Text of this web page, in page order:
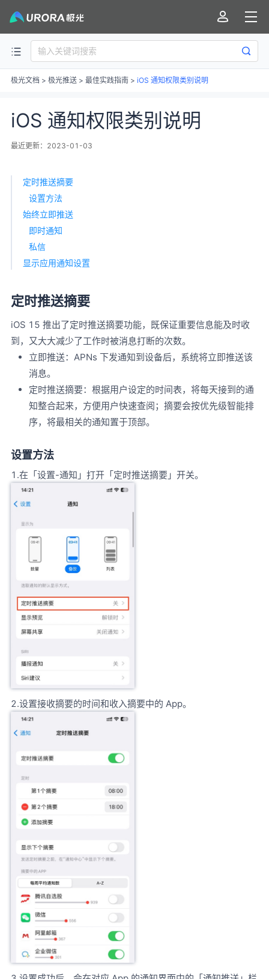
极光文档 > 极光推送 > 最佳实践指南 > iOS 通知权限类别说明
iOS 通知权限类别说明
最近更新：2023-01-03
定时推送摘要
设置方法
始终立即推送
即时通知
私信
显示应用通知设置
定时推送摘要
iOS 15 推出了定时推送摘要功能，既保证重要信息能及时收
到，又大大减少了工作时被消息打断的次数。
立即推送：APNs 下发通知到设备后，系统将立即推送该
消息。
定时推送摘要：根据用户设定的时间表，将每天接到的通
知整合起来，方便用户快速查阅；摘要会按优先级智能排
序，将最相关的通知置于顶部。
设置方法
1.在「设置-通知」打开「定时推送摘要」开关。
2.设置接收摘要的时间和收入摘要中的 App。